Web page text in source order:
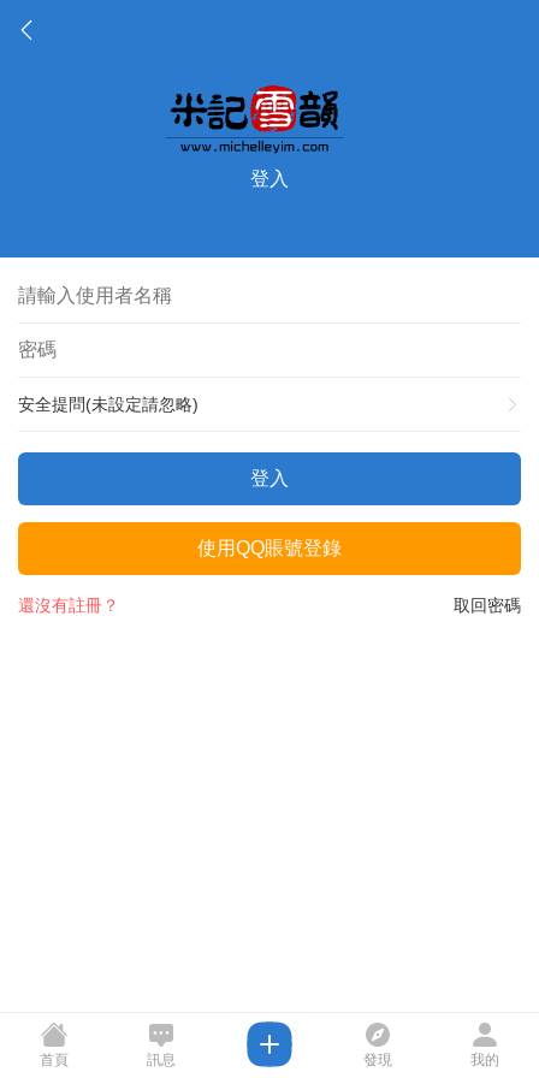
登入
安全提問(未設定請忽略)
登入
使用QQ賬號登錄
取回密碼
還沒有註冊？
首頁 訊息 發現 我的